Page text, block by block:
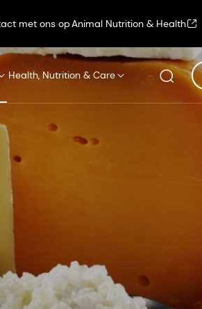
met ons opAnimal Nutrition & Health
Health, Nutrition & Care